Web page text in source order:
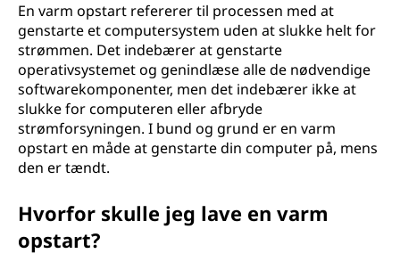
En varm opstart refererer til processen med at
genstarte et computersystem uden at slukke helt for
strømmen. Det indebærer at genstarte
operativsystemet og genindlæse alle de nødvendige
softwarekomponenter, men det indebærer ikke at
slukke for computeren eller afbryde
strømforsyningen. I bund og grund er en varm
opstart en måde at genstarte din computer på, mens
den er tændt.
Hvorfor skulle jeg lave en varm
opstart?